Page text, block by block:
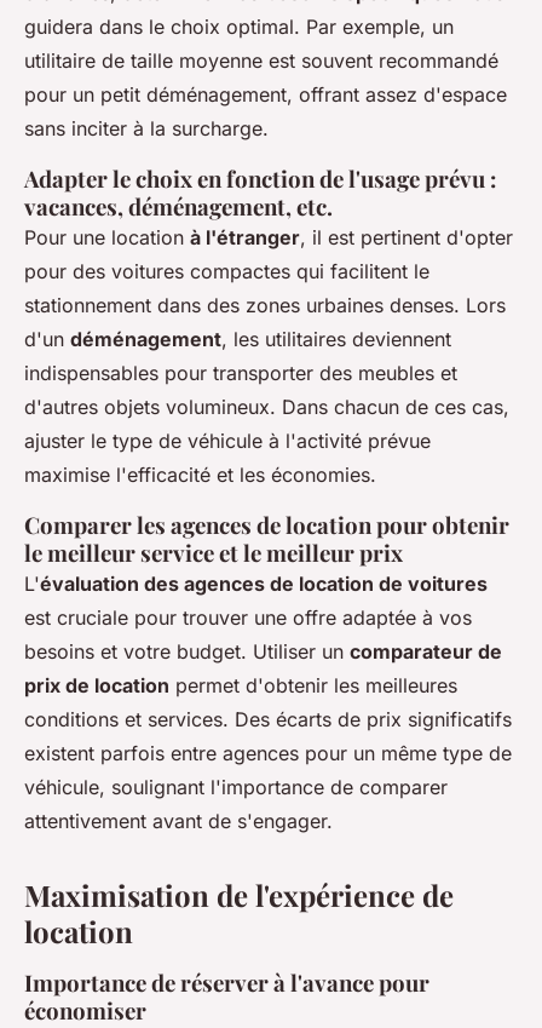
guidera dans le choix optimal. Par exemple, un
utilitaire de taille moyenne est souvent recommandé
pour un petit déménagement, offrant assez d'espace
sans inciter à la surcharge.
Adapter le choix en fonction de l'usage prévu :
vacances, déménagement, etc.
Pour une location à l'étranger, il est pertinent d'opter
pour des voitures compactes qui facilitent le
stationnement dans des zones urbaines denses. Lors
d'un déménagement, les utilitaires deviennent
indispensables pour transporter des meubles et
d'autres objets volumineux. Dans chacun de ces cas,
ajuster le type de véhicule à l'activité prévue
maximise l'efficacité et les économies.
Comparer les agences de location pour obtenir
le meilleur service et le meilleur prix
L'évaluation des agences de location de voitures
est cruciale pour trouver une offre adaptée à vos
besoins et votre budget. Utiliser un comparateur de
prix de location permet d'obtenir les meilleures
conditions et services. Des écarts de prix significatifs
existent parfois entre agences pour un même type de
véhicule, soulignant l'importance de comparer
attentivement avant de s'engager.
Maximisation de l'expérience de
location
Importance de réserver à l'avance pour
économiser